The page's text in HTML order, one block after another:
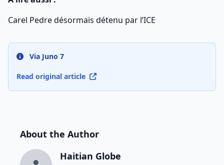
Carel Pedre désormais détenu par l’ICE
Via Juno 7
Read original article
About the Author
Haitian Globe